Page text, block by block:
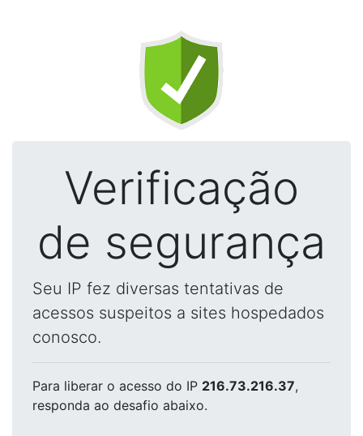
Verificação
de segurança
Seu IP fez diversas tentativas de
acessos suspeitos a sites hospedados
conosco.
Para liberar o acesso do IP 216.73.216.37,
responda ao desafio abaixo.